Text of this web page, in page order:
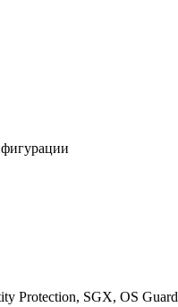
Protection, SGX, OS Guard